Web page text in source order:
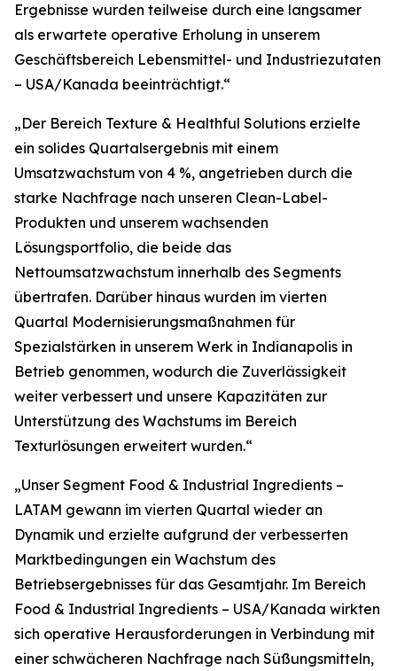
Ergebnisse wurden teilweise durch eine langsamer
als erwartete operative Erholung in unserem
Geschäftsbereich Lebensmittel- und Industriezutaten
– USA/Kanada beeinträchtigt.“
„Der Bereich Texture & Healthful Solutions erzielte
ein solides Quartalsergebnis mit einem
Umsatzwachstum von 4 %, angetrieben durch die
starke Nachfrage nach unseren Clean-Label-
Produkten und unserem wachsenden
Lösungsportfolio, die beide das
Nettoumsatzwachstum innerhalb des Segments
übertrafen. Darüber hinaus wurden im vierten
Quartal Modernisierungsmaßnahmen für
Spezialstärken in unserem Werk in Indianapolis in
Betrieb genommen, wodurch die Zuverlässigkeit
weiter verbessert und unsere Kapazitäten zur
Unterstützung des Wachstums im Bereich
Texturlösungen erweitert wurden.“
„Unser Segment Food & Industrial Ingredients –
LATAM gewann im vierten Quartal wieder an
Dynamik und erzielte aufgrund der verbesserten
Marktbedingungen ein Wachstum des
Betriebsergebnisses für das Gesamtjahr. Im Bereich
Food & Industrial Ingredients – USA/Kanada wirkten
sich operative Herausforderungen in Verbindung mit
einer schwächeren Nachfrage nach Süßungsmitteln,